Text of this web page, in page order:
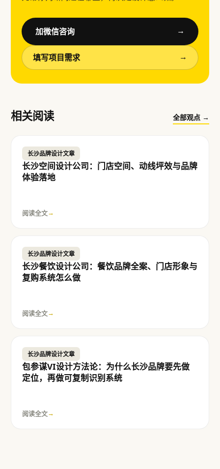
加微信咨询 →
填写项目需求 →
相关阅读 全部观点 →
长沙品牌设计文章
长沙空间设计公司：门店空间、动线坪效与品牌
体验落地
阅读全文→
长沙品牌设计文章
长沙餐饮设计公司：餐饮品牌全案、门店形象与
复购系统怎么做
阅读全文→
长沙品牌设计文章
包参谋VI设计方法论：为什么长沙品牌要先做
定位，再做可复制识别系统
阅读全文→